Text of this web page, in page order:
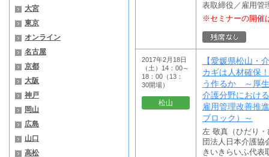
大宮
東京
オンライン
名古屋
京都
大阪
神戸
岡山
広島
山口
高松
表取締役／雇用管
※セミナーの開催
2017年2月18日
（土）14：00～
18：00（13：
30開場）
松山
【愛媛県松山・
カギは人材確保
う作るか ～厚
介護分野におけ
雇用管理改善推
ブロック）～
左 敬真（ひだり
団法人日本介護協
きいきらいふ代表